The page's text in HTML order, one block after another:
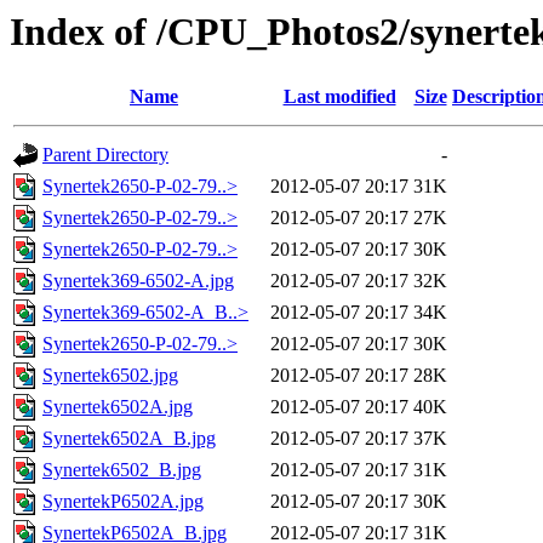
Index of /CPU_Photos2/
Name Last modified Size
Parent Directory
-
Synertek2650-P-02-79..>
2012-05-07 20:17 31K
Synertek2650-P-02-79..>
2012-05-07 20:17 27K
Synertek2650-P-02-79..>
2012-05-07 20:17 30K
Synertek369-6502-A.jpg
2012-05-07 20:17 32K
Synertek369-6502-A_B..>
2012-05-07 20:17 34K
Synertek2650-P-02-79..>
2012-05-07 20:17 30K
Synertek6502.jpg
2012-05-07 20:17 28K
Synertek6502A.jpg
2012-05-07 20:17 40K
Synertek6502A_B.jpg
2012-05-07 20:17 37K
Synertek6502_B.jpg
2012-05-07 20:17 31K
SynertekP6502A.jpg
2012-05-07 20:17 30K
SynertekP6502A_B.jpg
2012-05-07 20:17 31K